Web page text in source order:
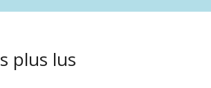
plus lus